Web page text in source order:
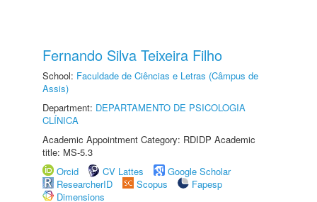
Fernando Silva Teixeira Filho
School: Faculdade de Ciências e Letras (Câmpus de
Assis)
Department: DEPARTAMENTO DE PSICOLOGIA
CLÍNICA
Academic Appointment Category: RDIDP Academic
title: MS-5.3
Orcid
CV Lattes
Google Scholar
ResearcherID
Scopus
Fapesp
Dimensions